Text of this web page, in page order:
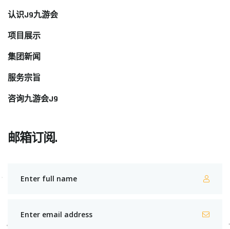
认识J9九游会
项目展示
集团新闻
服务宗旨
咨询九游会J9
邮箱订阅.